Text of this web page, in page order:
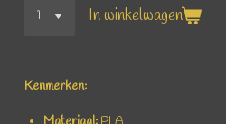
In winkelwagen
Kenmerken: